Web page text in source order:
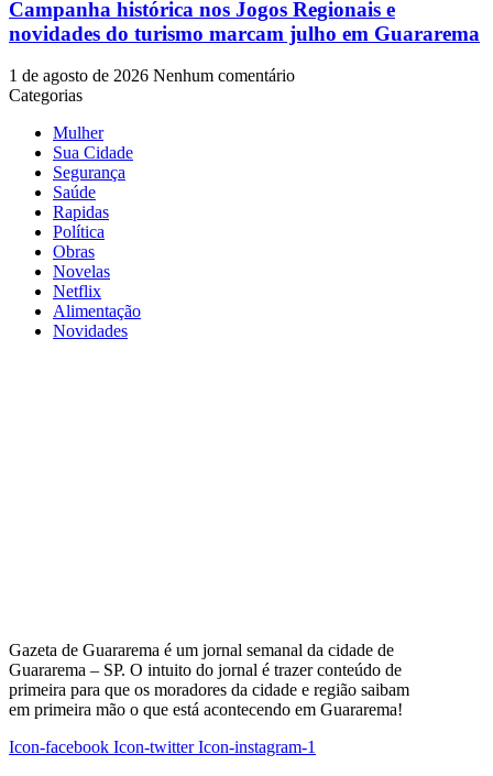
Campanha histórica nos Jogos Regionais e
novidades do turismo marcam julho em Guararema
1 de agosto de 2026 Nenhum comentário
Categorias
Mulher
Sua Cidade
Segurança
Saúde
Rapidas
Política
Obras
Novelas
Netflix
Alimentação
Novidades
Gazeta de Guararema é um jornal semanal da cidade de
Guararema – SP. O intuito do jornal é trazer conteúdo de
primeira para que os moradores da cidade e região saibam
em primeira mão o que está acontecendo em Guararema!
Icon-facebook Icon-twitter Icon-instagram-1